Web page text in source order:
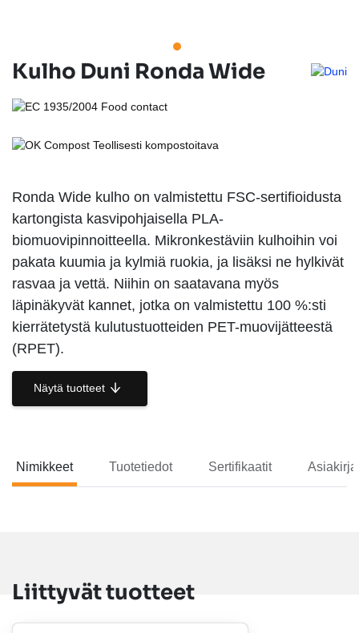
Kulho Duni Ronda Wide
Ronda Wide kulho on valmistettu FSC-sertifioidusta
kartongista kasvipohjaisella PLA-
biomuovipinnoitteella. Mikronkestäviin kulhoihin voi
pakata kuumia ja kylmiä ruokia, ja lisäksi ne hylkivät
rasvaa ja vettä. Niihin on saatavana myös
läpinäkyvät kannet, jotka on valmistettu 100 %:sti
kierrätetystä kulutustuotteiden PET-muovijätteestä
(RPET).
Näytä tuotteet
Nimikkeet Tuotetiedot Sertifikaatit
Liittyvät tuotteet